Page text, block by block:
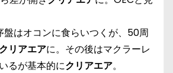
盤はオコンに食らいつくが、50周
クリアエアに。その後はマクラーレ
るが基本的にクリアエア。